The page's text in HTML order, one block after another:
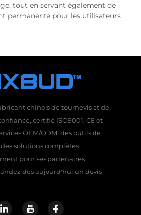
tout en servant également de
permanente pour les utilisateurs
chinois de tournevis et de
certifié ISO9001, CE et
OEM/ODM, des outils de
solutions complètes
pour ses partenaires
dès aujourd'hui un devis